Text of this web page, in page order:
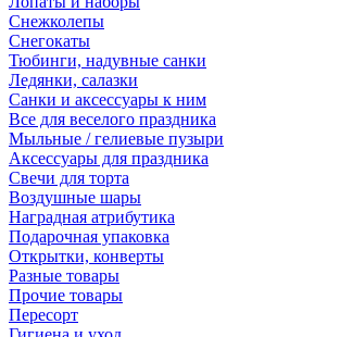
Снежколепы
Снегокаты
Тюбинги, надувные санки
Ледянки, салазки
Санки и аксессуары к ним
Все для веселого праздника
Мыльные / гелиевые пузыри
Аксессуары для праздника
Свечи для торта
Воздушные шары
Наградная атрибутика
Подарочная упаковка
Открытки, конверты
Разные товары
Прочие товары
Пересорт